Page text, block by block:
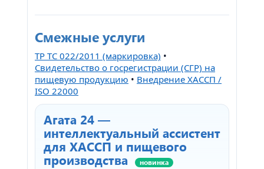
Смежные услуги
ТР ТС 022/2011 (маркировка) •
Свидетельство о госрегистрации (СГР) на
пищевую продукцию • Внедрение ХАССП /
ISO 22000
Агата 24 —
интеллектуальный ассистент
для ХАССП и пищевого
производства новинка